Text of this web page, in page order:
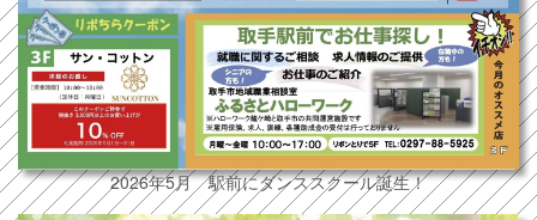
2026年5月 駅前にダンススクール誕生！